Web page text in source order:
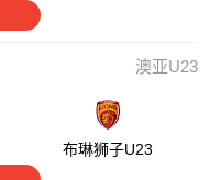
澳亚U23
布琳狮子U23